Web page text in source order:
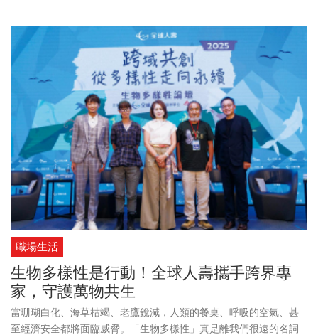
職場生活
生物多樣性是行動！全球人壽攜手跨界專
家，守護萬物共生
當珊瑚白化、海草枯竭、老鷹銳減，人類的餐桌、呼吸的空氣、甚
至經濟安全都將面臨威脅。「生物多樣性」真是離我們很遠的名詞